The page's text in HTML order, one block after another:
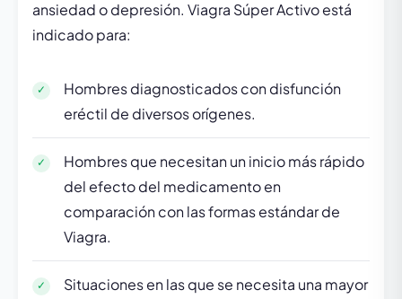
ansiedad o depresión. Viagra Súper Activo está
indicado para:
Hombres diagnosticados con disfunción
eréctil de diversos orígenes.
Hombres que necesitan un inicio más rápido
del efecto del medicamento en
comparación con las formas estándar de
Viagra.
Situaciones en las que se necesita una mayor